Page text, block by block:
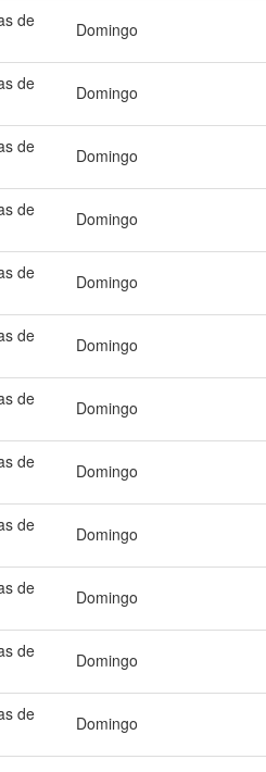
de
Domingo
de
Domingo
de
Domingo
de
Domingo
de
Domingo
de
Domingo
de
Domingo
de
Domingo
de
Domingo
de
Domingo
de
Domingo
de
Domingo